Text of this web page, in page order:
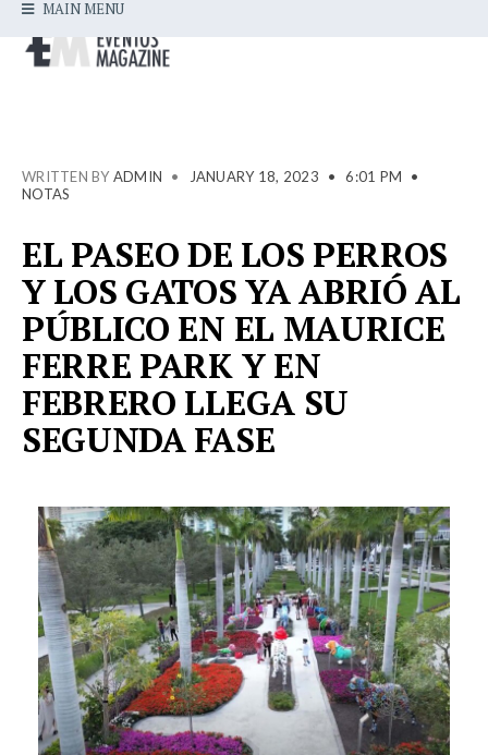
MAIN MENU
WRITTEN BY ADMIN • JANUARY 18, 2023 • 6:01 PM
•
NOTAS
EL PASEO DE LOS PERROS
Y LOS GATOS YA ABRIÓ AL
PÚBLICO EN EL MAURICE
FERRE PARK Y EN
FEBRERO LLEGA SU
SEGUNDA FASE